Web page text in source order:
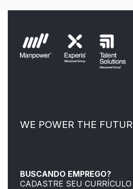
WE POWER THE
BUSCANDO EMPREGO?
CADASTRE SEU